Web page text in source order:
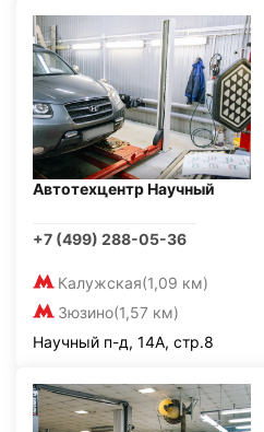
Автотехцентр Научный
+7 (499) 288-05-36
Калужская(1,09 км)
Зюзино(1,57 км)
Научный п-д, 14А, стр.8